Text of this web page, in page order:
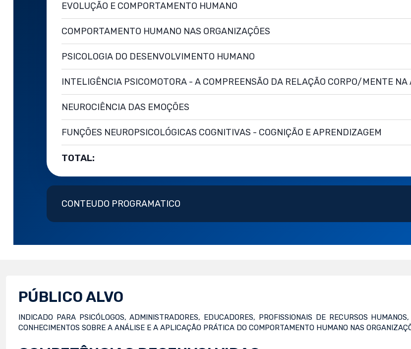
EVOLUÇÃO E COMPORTAMENTO HUMANO
COMPORTAMENTO HUMANO NAS ORGANIZAÇÕES
PSICOLOGIA DO DESENVOLVIMENTO HUMANO
INTELIGÊNCIA PSICOMOTORA - A COMPREENSÃO DA RELAÇÃO CORPO/MENTE NA
NEUROCIÊNCIA DAS EMOÇÕES
FUNÇÕES NEUROPSICOLÓGICAS COGNITIVAS - COGNIÇÃO E APRENDIZAGEM
TOTAL:
CONTEUDO PROGRAMATICO
PÚBLICO ALVO
INDICADO PARA PSICÓLOGOS, ADMINISTRADORES, EDUCADORES, PROFISSIONAIS DE RECURSOS
CONHECIMENTOS SOBRE A ANÁLISE E A APLICAÇÃO PRÁTICA DO COMPORTAMENTO HUMANO NAS